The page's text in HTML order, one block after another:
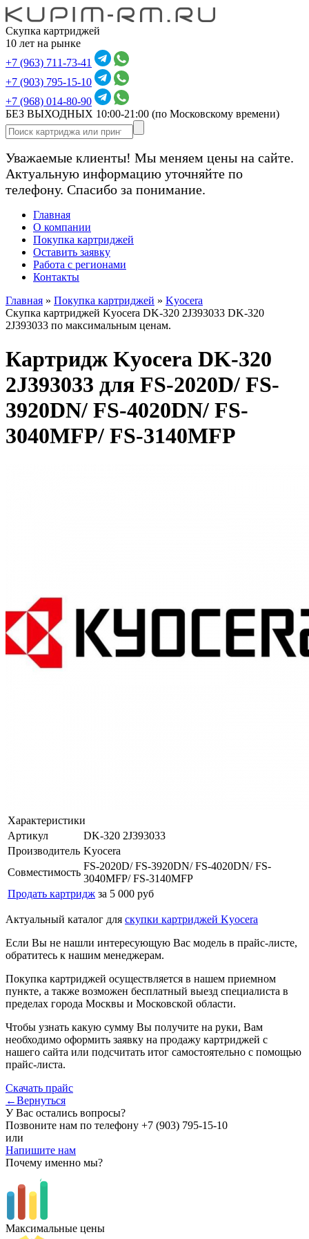
Скупка картриджей
10 лет на рынке
+7 (963) 711-73-41
+7 (903) 795-15-10
+7 (968) 014-80-90
БЕЗ ВЫХОДНЫХ 10:00-21:00 (по Московскому времени)
Уважаемые клиенты! Мы меняем цены на сайте.
Актуальную информацию уточняйте по
телефону. Спасибо за понимание.
Главная
О компании
Покупка картриджей
Оставить заявку
Работа с регионами
Контакты
Главная » Покупка картриджей » Kyocera
Скупка картриджей Kyocera DK-320 2J393033 DK-320
2J393033 по максимальным ценам.
Картридж Kyocera DK-320
2J393033 для FS-2020D/ FS-
3920DN/ FS-4020DN/ FS-
3040MFP/ FS-3140MFP
Характеристики
Артикул
DK-320 2J393033
Производитель Kyocera
Совместимость
FS-2020D/ FS-3920DN/ FS-4020DN/ FS-
3040MFP/ FS-3140MFP
Продать картридж за 5 000 руб
Актуальный каталог для скупки картриджей Kyocera
Если Вы не нашли интересующую Вас модель в прайс-листе,
обратитесь к нашим менеджерам.
Покупка картриджей осуществляется в нашем приемном
пункте, а также возможен бесплатный выезд специалиста в
пределах города Москвы и Московской области.
Чтобы узнать какую сумму Вы получите на руки, Вам
необходимо оформить заявку на продажу картриджей с
нашего сайта или подсчитать итог самостоятельно с помощью
прайс-листа.
Скачать прайс
←Вернуться
У Вас остались вопросы?
Позвоните нам по телефону +7 (903) 795-15-10
или
Напишите нам
Почему именно мы?
Максимальные цены